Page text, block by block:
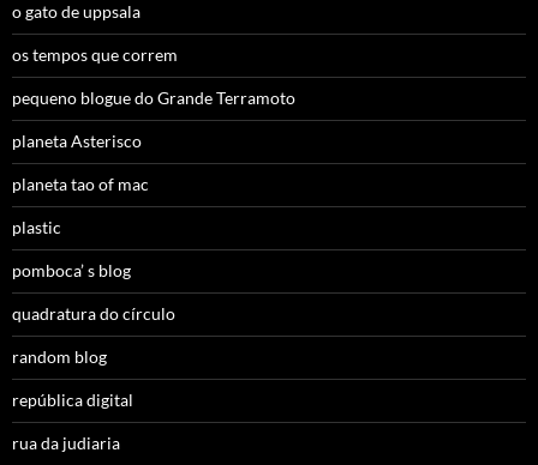
o gato de uppsala
os tempos que correm
pequeno blogue do Grande Terramoto
planeta Asterisco
planeta tao of mac
plastic
pomboca’ s blog
quadratura do círculo
random blog
república digital
rua da judiaria